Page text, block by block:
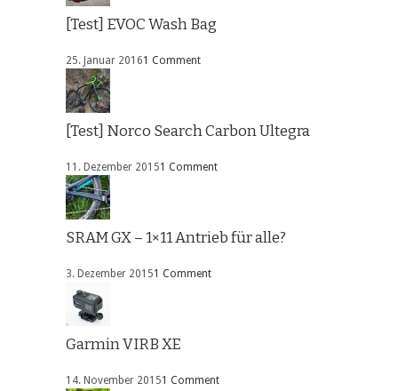
[Test] EVOC Wash Bag
25. Januar 20161 Comment
[Test] Norco Search Carbon Ultegra
11. Dezember 20151 Comment
SRAM GX – 1×11 Antrieb für alle?
3. Dezember 20151 Comment
Garmin VIRB XE
14. November 20151 Comment